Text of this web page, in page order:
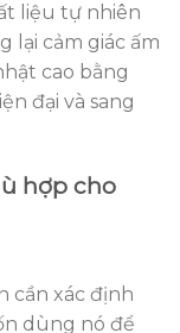
liệu tự nhiên
lại cảm giác ấm
cao bằng
đại và sang
hợp cho
cần xác định
dùng nó để